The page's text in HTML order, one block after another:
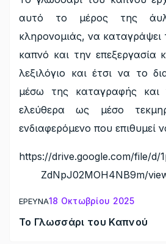
Το Γλωσσάρι του Καπνού
ΕΡΕΥΝΑ18 Οκτωβρίου 2025
αυτό το μέρος της
κληρονομιάς, να καταγράψει
καπνό και την επεξεργασία
λεξιλόγιο και έτσι να το
μέσω της καταγραφής και
ελεύθερα ως μέσο
ενδιαφερόμενο που επιθυμεί
https://drive.google.com/file/d/
ZdNpJ02MOH4NB9m/